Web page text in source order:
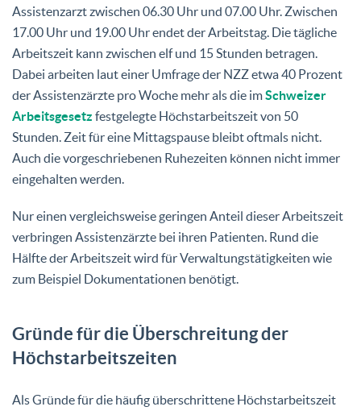
Assistenzarzt zwischen 06.30 Uhr und 07.00 Uhr. Zwischen
17.00 Uhr und 19.00 Uhr endet der Arbeitstag. Die tägliche
Arbeitszeit kann zwischen elf und 15 Stunden betragen.
Dabei arbeiten laut einer Umfrage der NZZ etwa 40 Prozent
der Assistenzärzte pro Woche mehr als die imSchweizer
Arbeitsgesetz festgelegte Höchstarbeitszeit von 50
Stunden. Zeit für eine Mittagspause bleibt oftmals nicht.
Auch die vorgeschriebenen Ruhezeiten können nicht immer
eingehalten werden.
Nur einen vergleichsweise geringen Anteil dieser Arbeitszeit
verbringen Assistenzärzte bei ihren Patienten. Rund die
Hälfte der Arbeitszeit wird für Verwaltungstätigkeiten wie
zum Beispiel Dokumentationen benötigt.
Gründe für die Überschreitung der
Höchstarbeitszeiten
Als Gründe für die häufig überschrittene Höchstarbeitszeit